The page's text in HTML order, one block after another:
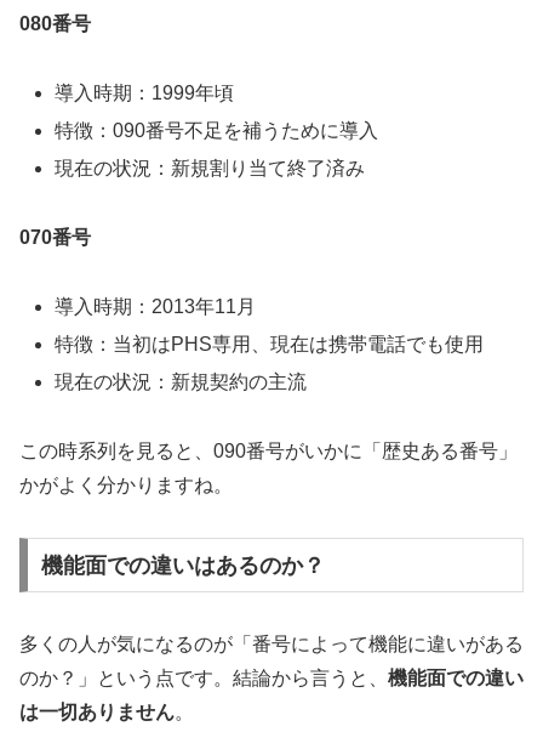
080番号
導入時期：1999年頃
特徴：090番号不足を補うために導入
現在の状況：新規割り当て終了済み
070番号
導入時期：2013年11月
特徴：当初はPHS専用、現在は携帯電話でも使用
現在の状況：新規契約の主流
この時系列を見ると、090番号がいかに「歴史ある番号」
かがよく分かりますね。
機能面での違いはあるのか？
多くの人が気になるのが「番号によって機能に違いがある
のか？」という点です。結論から言うと、 機能面での違い
は一切ありません。